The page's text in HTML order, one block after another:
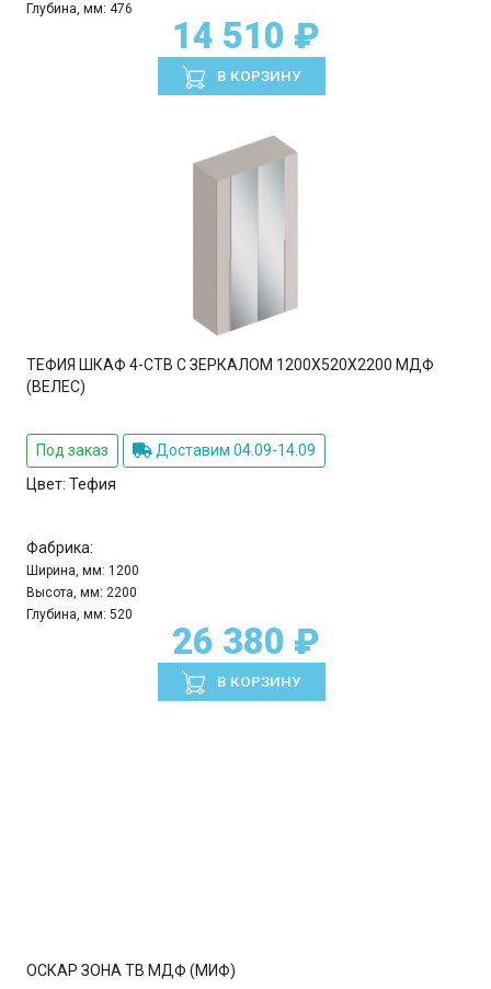
Глубина, мм: 476
14 510 ₽
В КОРЗИНУ
ТЕФИЯ ШКАФ 4-СТВ С ЗЕРКАЛОМ 1200Х520Х2200 МДФ
(ВЕЛЕС)
Под заказ
Доставим 04.09-14.09
Цвет: Тефия
Фабрика:
Ширина, мм: 1200
Высота, мм: 2200
Глубина, мм: 520
26 380 ₽
В КОРЗИНУ
ОСКАР ЗОНА ТВ МДФ (МИФ)